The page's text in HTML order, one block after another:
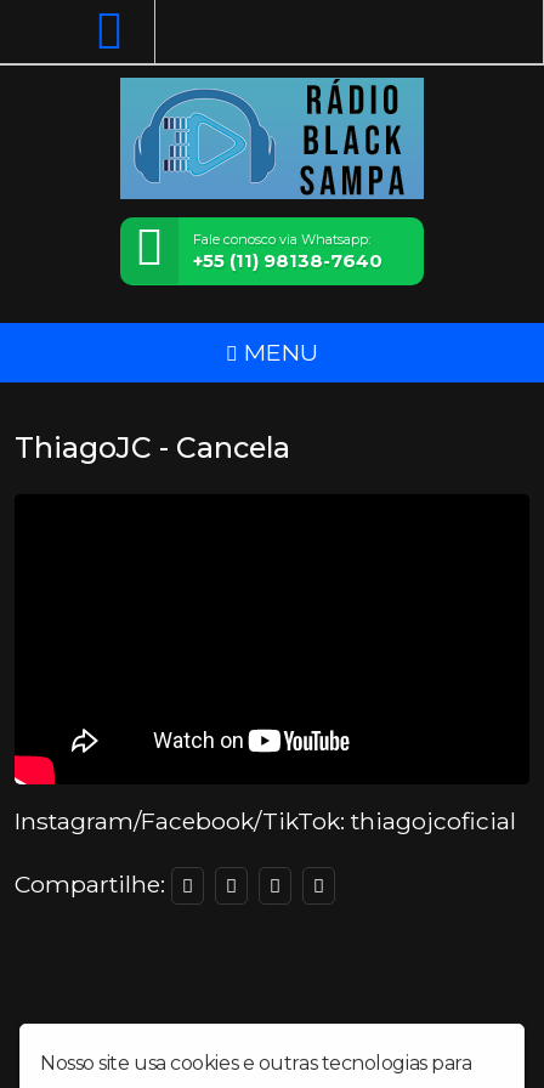
Fale conosco via Whatsapp:
+55 (11) 98138-7640
MENU
ThiagoJC - Cancela
Instagram/Facebook/TikTok: thiagojcoficial
Compartilhe:
Nosso site usa cookies e outras tecnologias para